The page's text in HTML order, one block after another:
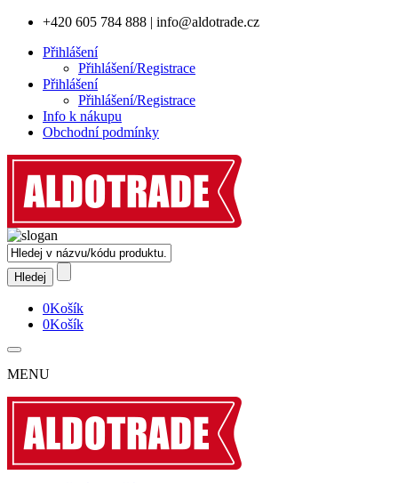
+420 605 784 888 | info@aldotrade.cz
Přihlášení
Přihlášení/Registrace
Přihlášení
Přihlášení/Registrace
Info k nákupu
Obchodní podmínky
0Košík
0Košík
MENU